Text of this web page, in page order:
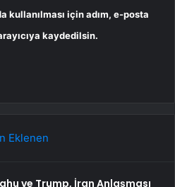
kullanılması için adım, e-posta
kaydedilsin.
Eklenen
ve Trump, İran Anlaşması